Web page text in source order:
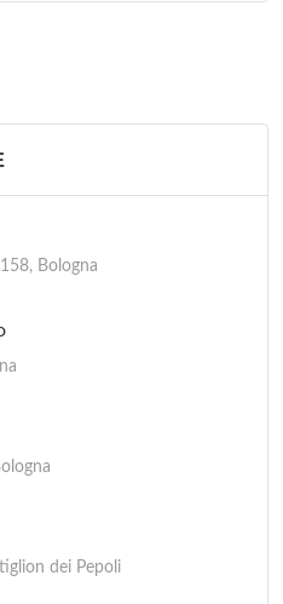
Bologna
dei Pepoli